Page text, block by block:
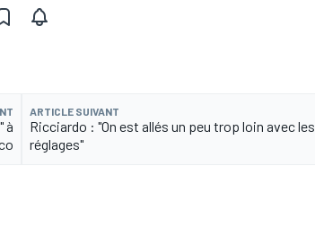
à
ARTICLE SUIVANT
Ricciardo : "On est allés un peu trop loin avec les
réglages"